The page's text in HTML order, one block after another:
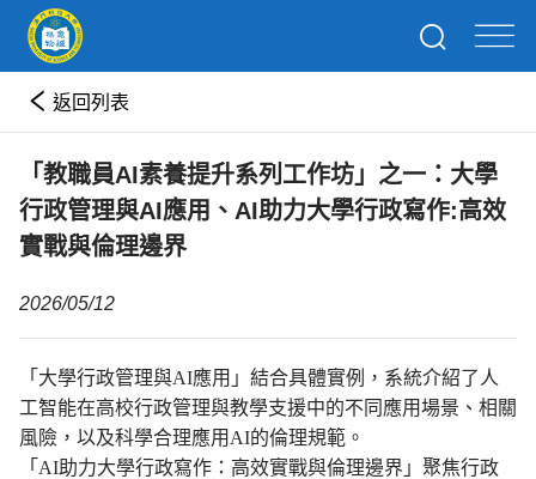
返回列表
「教職員AI素養提升系列工作坊」之一：大學
行政管理與AI應用、AI助力大學行政寫作:高效
實戰與倫理邊界
2026/05/12
「大學行政管理與AI應用」結合具體實例，系統介紹了人
工智能在高校行政管理與教學支援中的不同應用場景、相關
風險，以及科學合理應用AI的倫理規範。
「AI助力大學行政寫作：高效實戰與倫理邊界」聚焦行政